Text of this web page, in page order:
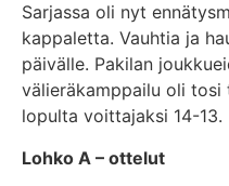
Sarjassa oli nyt
kappaletta. Vauhtia ja
päivälle. Pakilan
välieräkamppailu oli tosi
lopulta voittajaksi 14-13.
Lohko A – ottelut